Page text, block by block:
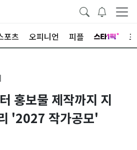
포츠 오피니언 피플
홍보물 제작까지 지
'2027 작가공모'